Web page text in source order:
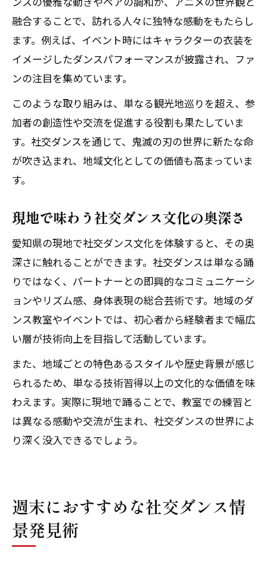
融合することで、訪れる人々に独特な感動をもたらし
ます。例えば、イベント時にはキャラクターの衣装を
イメージしたダンスパフォーマンスが披露され、ファ
ンの注目を集めています。
このような取り組みは、単なる観光地巡りを超え、参
加者の創造性や交流を促進する役割も果たしていま
す。社交ダンスを通じて、鬼滅の刃の世界に新たな命
が吹き込まれ、地域文化としての価値も高まっていま
す。
現地で味わう社交ダンス文化の奥深さ
愛知県の現地で社交ダンス文化を体験すると、その奥
深さに触れることができます。社交ダンスは単なる踊
りではなく、パートナーとの即興的なコミュニケーシ
ョンやリズム感、身体表現の総合芸術です。地域のダ
ンス教室やイベントでは、初心者から経験者まで幅広
い層が技術向上を目指して活動しています。
また、地域ごとの特色あるスタイルや歴史背景が感じ
られるため、単なる技術習得以上の文化的な価値を味
わえます。実際に現地で踊ることで、教室での練習と
は異なる感動や交流が生まれ、社交ダンスの世界によ
り深く没入できるでしょう。
週末におすすめな社交ダンス情
景発見術